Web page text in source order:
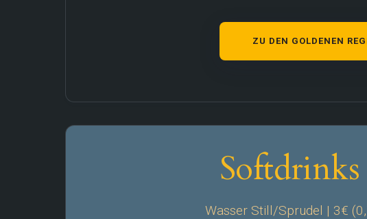
ZU DEN GOLDENEN
Wasser Still/Sprudel | 3€